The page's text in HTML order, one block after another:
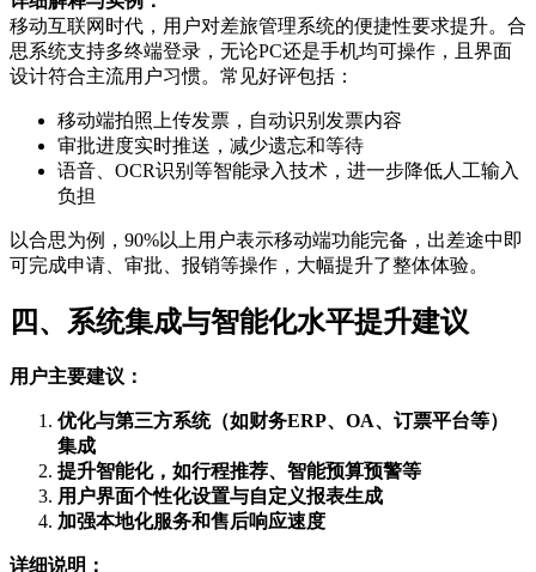
移动互联网时代，用户对差旅管理系统的便捷性要求提升。合
思系统支持多终端登录，无论PC还是手机均可操作，且界面
设计符合主流用户习惯。常见好评包括：
移动端拍照上传发票，自动识别发票内容
审批进度实时推送，减少遗忘和等待
语音、OCR识别等智能录入技术，进一步降低人工输入
负担
以合思为例，90%以上用户表示移动端功能完备，出差途中即
可完成申请、审批、报销等操作，大幅提升了整体体验。
四、系统集成与智能化水平提升建议
用户主要建议：
优化与第三方系统（如财务ERP、OA、订票平台等）
集成
提升智能化，如行程推荐、智能预算预警等
用户界面个性化设置与自定义报表生成
加强本地化服务和售后响应速度
详细说明：